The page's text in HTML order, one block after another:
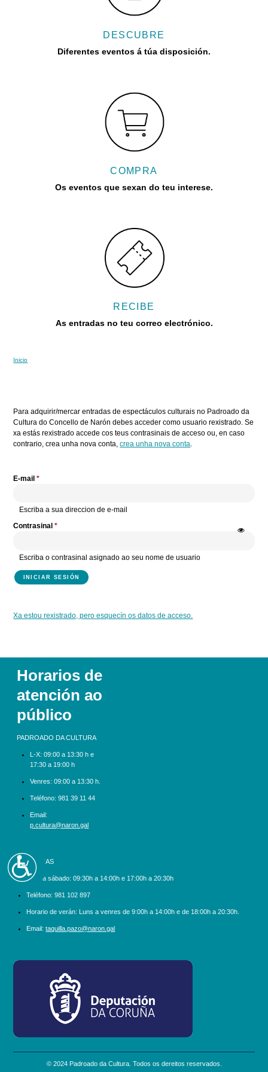
Accesibilidad
DESCUBRE
Diferentes eventos á túa disposición.
COMPRA
Os eventos que sexan do teu interese.
RECIBE
As entradas no teu correo electrónico.
Vostede está aquí
Inicio
Para adquirir/mercar entradas de espectáculos culturais no Padroado da
Cultura do Concello de Narón debes acceder como usuario rexistrado. Se
xa estás rexistrado accede cos teus contrasinais de acceso ou, en caso
contrario, crea unha nova conta,crea unha nova conta
E-mail*
Escriba a sua direccion de e-mail
Contrasinal*
Escriba o contrasinal asignado ao seu nome de usuario
Xa estou rexistrado, pero esquecín os datos de acceso.
Horarios de
atención ao
público
PADROADO DA CULTURA
L-X: 09:00 a 13:30 h e
17:30 a 19:00 h
Venres: 09:00 a 13:30 h.
Teléfono: 981 39 11 44
Email:
p.cultura@naron.gal
BILLETEIRAS
Luns a sábado: 09:30h a 14:00h e 17:00h a 20:30h
Teléfono: 981 102 897
Horario de verán: Luns a venres de 9:00h a 14:00h e de 18:00h a 20:30h.
Email: taquilla.pazo@naron.gal
logo_depcoruna.png
© 2024 Padroado da Cultura. Todos os dereitos reservados.